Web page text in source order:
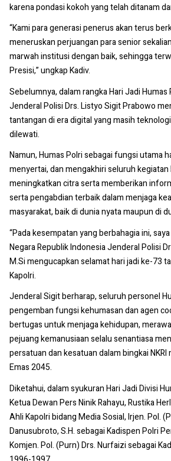
karena pondasi kokoh yang telah ditanam
“Kami para generasi penerus akan terus
meneruskan perjuangan para senior
marwah institusi dengan baik, sehingga
Presisi,” ungkap Kadiv.
Sebelumnya, dalam rangka Hari Jadi Humas
Jenderal Polisi Drs. Listyo Sigit Prabowo
tantangan di era digital yang masih
dilewati.
Namun, Humas Polri sebagai fungsi utama
menyertai, dan mengakhiri seluruh
meningkatkan citra serta memberikan
serta pengabdian terbaik dalam menjaga
masyarakat, baik di dunia nyata maupun di
“Pada kesempatan yang berbahagia ini,
Negara Republik Indonesia Jenderal Polisi
M.Si mengucapkan selamat hari jadi ke-73
Kapolri.
Jenderal Sigit berharap, seluruh personel
pengemban fungsi kehumasan dan agen
bertugas untuk menjaga kehidupan,
pejuang kemanusiaan selalu senantiasa
persatuan dan kesatuan dalam bingkai
Emas 2045.
Diketahui, dalam syukuran Hari Jadi Divisi
Ketua Dewan Pers Ninik Rahayu, Rustika
Ahli Kapolri bidang Media Sosial, Irjen. Pol.
Danusubroto, S.H. sebagai Kadispen Polri
Komjen. Pol. (Purn) Drs. Nurfaizi sebagai